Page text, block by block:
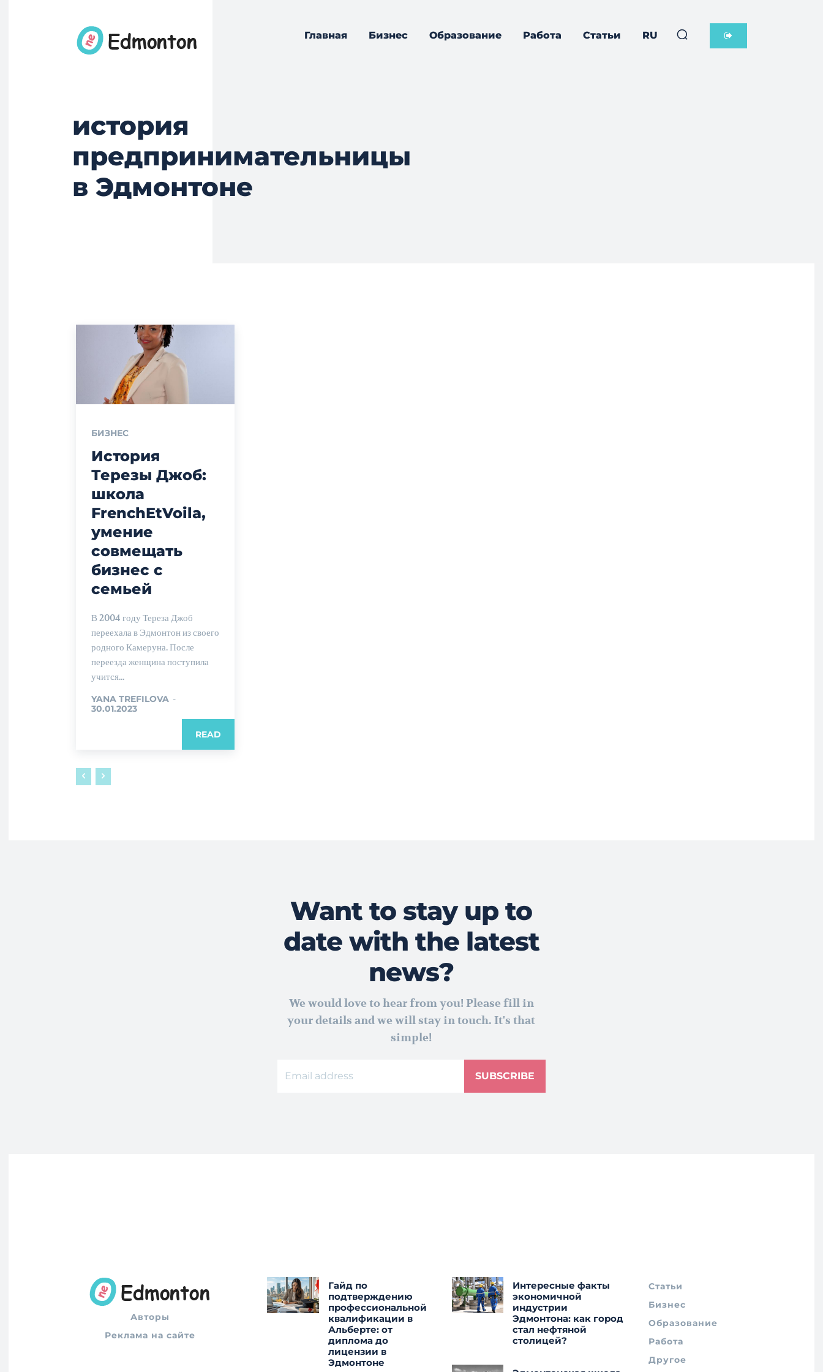
Главная Бизнес Образование Работа Статьи RU
история
предпринимательницы
в Эдмонтоне
БИЗНЕС
История
Терезы Джоб:
школа
FrenchEtVoila,
умение
совмещать
бизнес с
семьей
В 2004 году Тереза Джоб
переехала в Эдмонтон из своего
родного Камеруна. После
переезда женщина поступила
учится...
YANA TREFILOVA -
30.01.2023
READ
Want to stay up to
date with the latest
news?
We would love to hear from you! Please fill in
your details and we will stay in touch. It's that
simple!
SUBSCRIBE
Авторы
Реклама на сайте
Гайд по
подтверждению
профессиональной
квалификации в
Альберте: от
диплома до
лицензии в
Эдмонтоне
Интересные факты
экономичной
индустрии
Эдмонтона: как город
стал нефтяной
столицей?
Статьи
Бизнес
Образование
Работа
Другое